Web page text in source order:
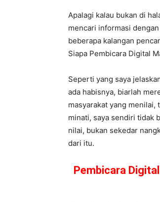
Apalagi kalau bukan di
mencari informasi
beberapa kalangan
Siapa Pembicara Digital
Seperti yang saya
ada habisnya, biarlah
masyarakat yang menilai,
minati, saya sendiri tidak
nilai, bukan sekedar
dari itu.
Pembicara